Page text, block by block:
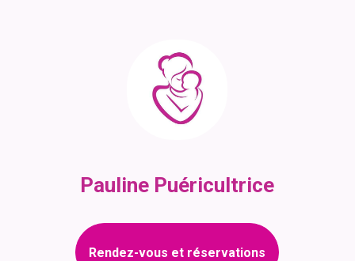
Pauline Puéricultrice
Rendez-vous et réservations